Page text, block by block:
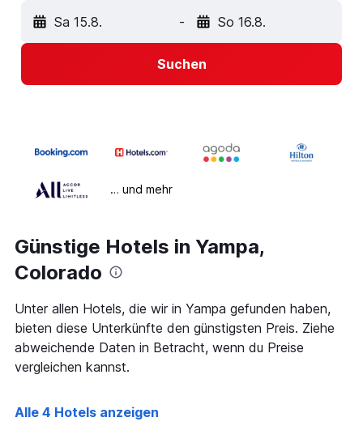
Sa 15.8. - So 16.8.
Suchen
… und mehr
Günstige Hotels in Yampa,
Colorado
Unter allen Hotels, die wir in Yampa gefunden haben,
bieten diese Unterkünfte den günstigsten Preis. Ziehe
abweichende Daten in Betracht, wenn du Preise
vergleichen kannst.
Alle 4 Hotels anzeigen